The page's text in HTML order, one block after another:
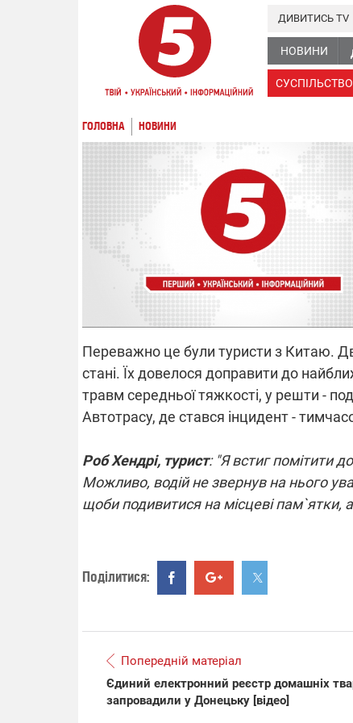
НОВИНИ
СУСПІЛЬСТВО
ДИВИТИСЬ TV
ГОЛОВНА НОВИНИ
Переважно це були туристи з Китаю.
стані. Їх довелося доправити до
травм середньої тяжкості, у решти -
Автотрасу, де стався інцидент -
Роб Хендрі, турист: "Я встиг помітити
Можливо, водій не звернув на нього
щоби подивитися на місцеві пам`ятки,
Поділитися:
Попередній матеріал
Єдиний електронний реєстр домашніх
запровадили у Донецьку [відео]